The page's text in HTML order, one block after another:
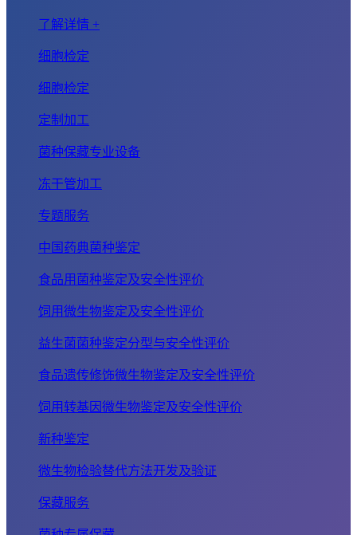
了解详情 +
细胞检定
细胞检定
定制加工
菌种保藏专业设备
冻干管加工
专题服务
中国药典菌种鉴定
食品用菌种鉴定及安全性评价
饲用微生物鉴定及安全性评价
益生菌菌种鉴定分型与安全性评价
食品遗传修饰微生物鉴定及安全性评价
饲用转基因微生物鉴定及安全性评价
新种鉴定
微生物检验替代方法开发及验证
保藏服务